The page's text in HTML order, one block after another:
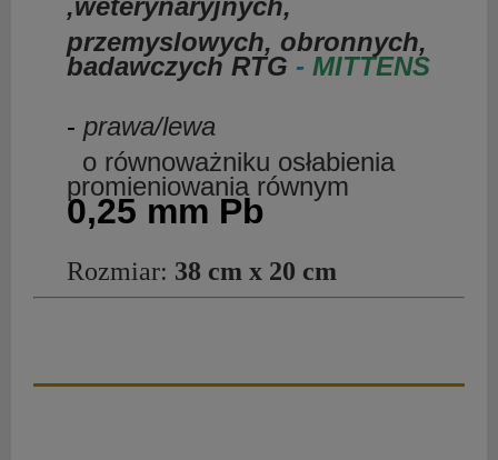
przemyslowych, obronnych,
badawczych RTG - MITTENS
- prawa/lewa
o równoważniku osłabienia
promieniowania równym
0,25 mm Pb
Rozmiar: 38 cm x 20 cm